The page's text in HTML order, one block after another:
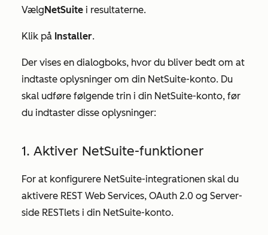
VælgNetSuite i resultaterne.
Klik på Installer.
Der vises en dialogboks, hvor du bliver bedt om at
indtaste oplysninger om din NetSuite-konto. Du
skal udføre følgende trin i din NetSuite-konto, før
du indtaster disse oplysninger:
1. Aktiver NetSuite-funktioner
For at konfigurere NetSuite-integrationen skal du
aktivere REST Web Services, OAuth 2.0 og Server-
side RESTlets i din NetSuite-konto.